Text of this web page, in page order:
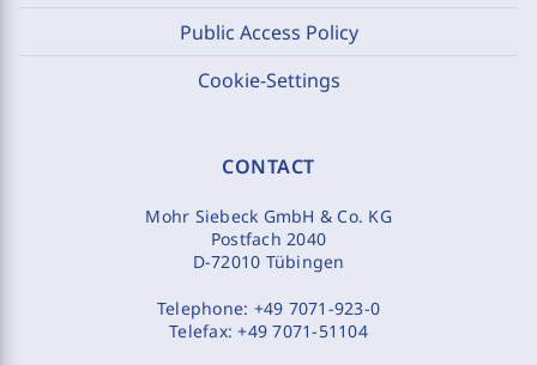
Public Access Policy
Cookie-Settings
CONTACT
Mohr Siebeck GmbH & Co. KG
Postfach 2040
D-72010 Tübingen
Telephone: +49 7071-923-0
Telefax:+49 7071-51104